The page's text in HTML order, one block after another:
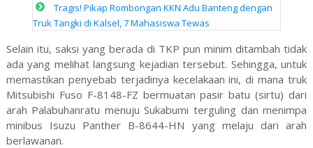
Tragis! Pikap Rombongan KKN Adu Banteng dengan
Truk Tangki di Kalsel, 7 Mahasiswa Tewas
Selain itu, saksi yang berada di TKP pun minim ditambah tidak
ada yang melihat langsung kejadian tersebut. Sehingga, untuk
memastikan penyebab terjadinya kecelakaan ini, di mana truk
Mitsubishi Fuso F-8148-FZ bermuatan pasir batu (sirtu) dari
arah Palabuhanratu menuju Sukabumi terguling dan menimpa
minibus Isuzu Panther B-8644-HN yang melaju dari arah
berlawanan.